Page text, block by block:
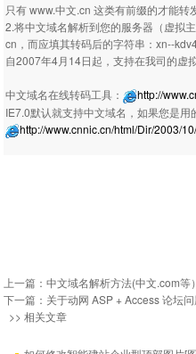
只有 www.中文.cn 这类有前缀的才能转
2.将中文域名解析到您的服务器（虚拟
cn，而应填其转码后的字符串：xn--
自2007年4月14日起，支持在我司的虚
中文域名在线转码工具：
http://
IE7.0默认就支持中文域名，如果您是
http://www.cnnic.cn/html/Dir/2003/
上一篇： 中文域名解析方法(中文.com等）
下一篇： 关于动网 ASP + Access 论坛
>> 相关文章